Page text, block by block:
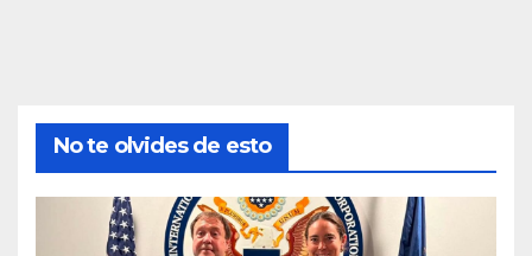
No te olvides de esto